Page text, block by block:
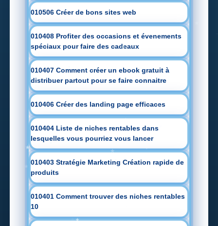
010506 Créer de bons sites web
010408 Profiter des occasions et évenements
spéciaux pour faire des cadeaux
010407 Comment créer un ebook gratuit à
distribuer partout pour se faire connaitre
010406 Créer des landing page efficaces
010404 Liste de niches rentables dans
lesquelles vous pourriez vous lancer
010403 Stratégie Marketing Création rapide de
produits
010401 Comment trouver des niches rentables
10